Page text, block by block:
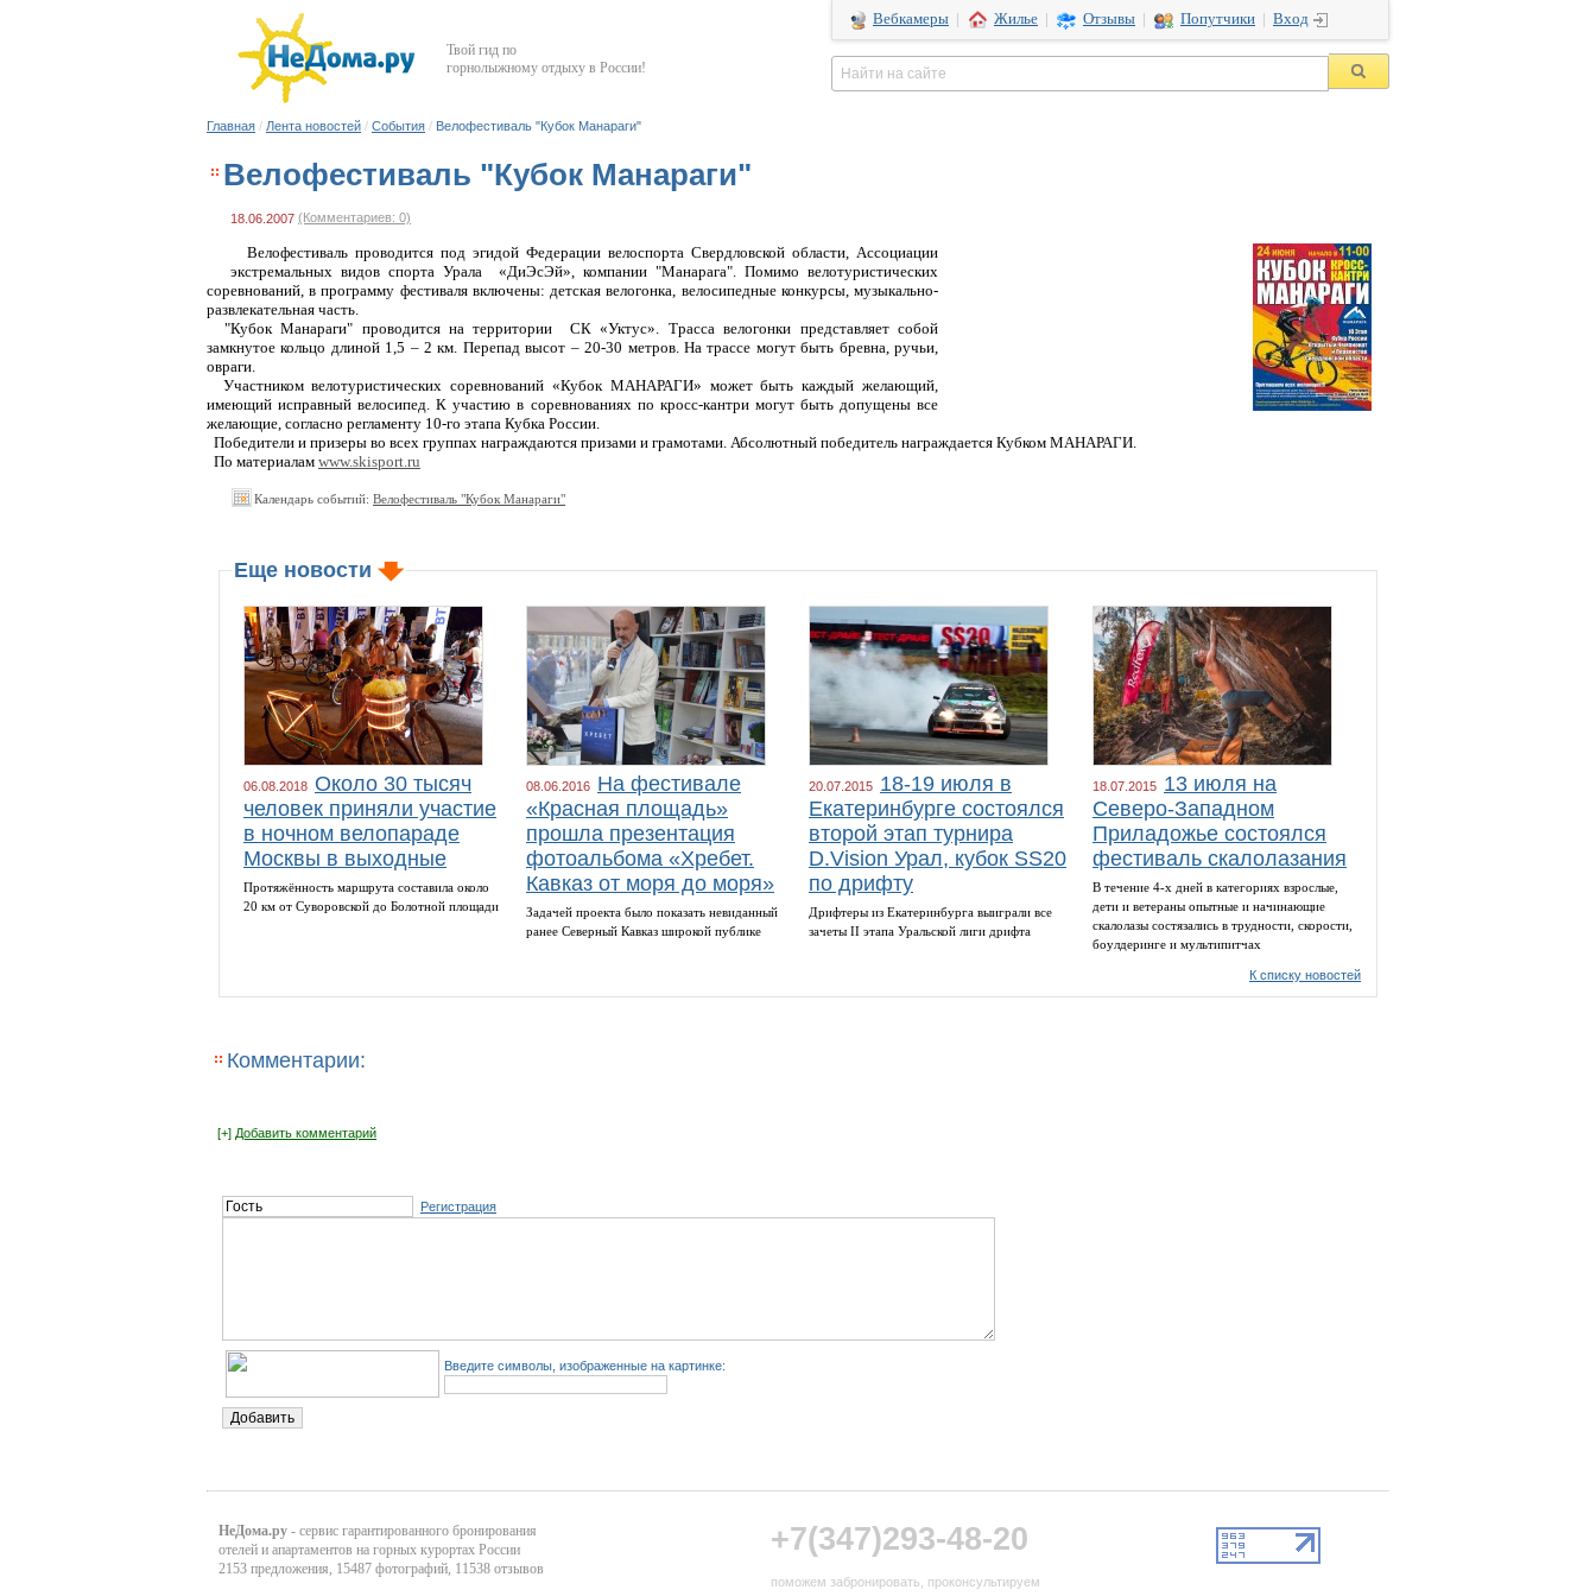
Твой гид по
горнолыжному отдыху в России!
Вебкамеры Жилье Отзывы Попутчики Вход
Главная / Лента новостей / События / Велофестиваль "Кубок Манараги"
Велофестиваль "Кубок Манараги"
18.06.2007 (Комментариев: 0)
Велофестиваль проводится под эгидой Федерации велоспорта Свердловской области, Ассоциации
экстремальных видов спорта Урала «ДиЭсЭй», компании "Манарага". Помимо велотуристических
соревнований, в программу фестиваля включены: детская велогонка, велосипедные конкурсы, музыкально-
развлекательная часть.
"Кубок Манараги" проводится на территорииСК «Уктус». Трасса велогонки представляет собой
замкнутое кольцо длиной 1,5 –2 км. Перепад высот – 20-30 метров. На трассе могут быть бревна, ручьи,
овраги.
Участником велотуристических соревнований «Кубок МАНАРАГИ» может быть каждый желающий,
имеющий исправный велосипед. К участию в соревнованиях по кросс-кантри могут быть допущены все
желающие, согласно регламенту 10-го этапа Кубка России.
Победители и призеры во всех группах награждаются призами и грамотами. Абсолютный победитель награждается Кубком МАНАРАГИ.
По материалам www.skisport.ru
Календарь событий: Велофестиваль "Кубок Манараги"
Еще новости
06.08.2018 Около 30 тысяч
человек приняли участие
в ночном велопараде
Москвы в выходные
Протяжённость маршрута составила около
20 км от Суворовской до Болотной площади
08.06.2016 На фестивале
«Красная площадь»
прошла презентация
фотоальбома «Хребет.
Кавказ от моря до моря»
Задачей проекта было показать невиданный
ранее Северный Кавказ широкой публике
20.07.2015 18-19 июля в
Екатеринбурге состоялся
второй этап турнира
D.Vision Урал, кубок SS20
по дрифту
Дрифтеры из Екатеринбурга выиграли все
зачеты II этапа Уральской лиги дрифта
18.07.2015 13 июля на
Северо-Западном
Приладожье состоялся
фестиваль скалолазания
В течение 4-х дней в категориях взрослые,
дети и ветераны опытные и начинающие
скалолазы состязались в трудности, скорости,
боулдеринге и мультипитчах
К списку новостей
Комментарии:
[+] Добавить комментарий
Регистрация
Введите символы, изображенные на картинке:
НеДома.ру - сервис гарантированного бронирования
отелей и апартаментов на горных курортах России
2153 предложения, 15487 фотографий, 11538 отзывов
+7(347)293-48-20
поможем забронировать, проконсультируем